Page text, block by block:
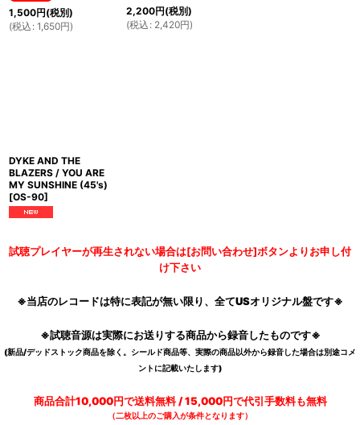
1,500円(税別)
(税込 : 1,650円)
2,200円(税別)
(税込 : 2,420円)
DYKE AND THE
BLAZERS / YOU ARE
MY SUNSHINE (45's)
[OS-90]
試聴プレイヤーが再生されない場合は[お問い合わせ]ボタンよりお申し付
け下さい
※当店のレコードは特に表記が無い限り、全てUSオリジナル盤です※
※試聴音源は実際にお送りする商品から録音したものです※
(新品/デッドストック商品を除く。シールド商品等、実際の商品以外から録音した場合は別途コメ
ントに記載いたします)
商品合計10,000円で送料無料 / 15,000円で代引手数料も無料
（二枚以上のご購入が条件となります）